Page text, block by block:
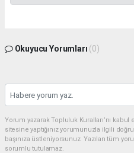
Okuyucu Yorumları (0)
Yorum yazarak Topluluk Kuralları’nı
sitesine yaptığınız yorumunuzla ilgili
başınıza üstleniyorsunuz. Yazılan tüm
sorumlu tutulamaz.